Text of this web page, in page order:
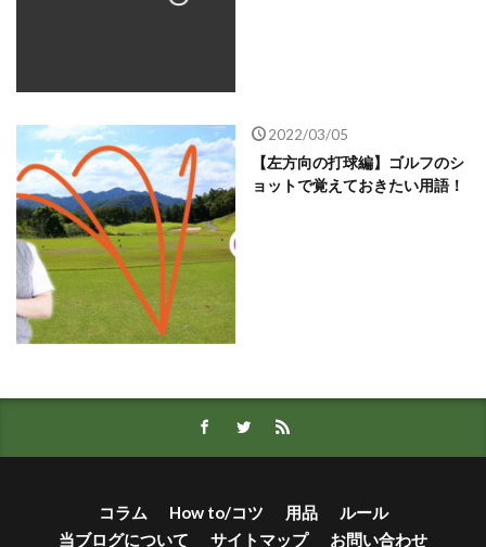
2022/03/05
【左方向の打球編】ゴルフのシ
ョットで覚えておきたい用語！
コラム How to/コツ 用品
ルール
当ブログについて
サイトマップ お問い合わせ